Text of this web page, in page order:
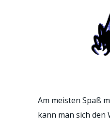
Am meisten Spaß
kann man sich den